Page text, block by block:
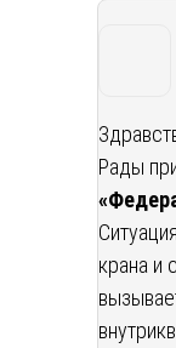
Рады
крана и